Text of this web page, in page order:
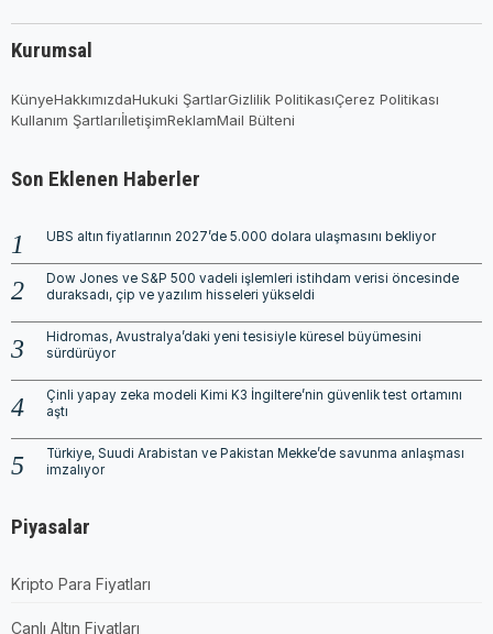
Kurumsal
KünyeHakkımızdaHukuki ŞartlarGizlilik PolitikasıÇerez Politikası
Kullanım ŞartlarıİletişimReklamMail Bülteni
Son Eklenen Haberler
UBS altın fiyatlarının 2027’de 5.000 dolara ulaşmasını bekliyor
Dow Jones ve S&P 500 vadeli işlemleri istihdam verisi öncesinde
duraksadı, çip ve yazılım hisseleri yükseldi
Hidromas, Avustralya’daki yeni tesisiyle küresel büyümesini
sürdürüyor
Çinli yapay zeka modeli Kimi K3 İngiltere’nin güvenlik test ortamını
aştı
Türkiye, Suudi Arabistan ve Pakistan Mekke’de savunma anlaşması
imzalıyor
Piyasalar
Kripto Para Fiyatları
Canlı Altın Fiyatları